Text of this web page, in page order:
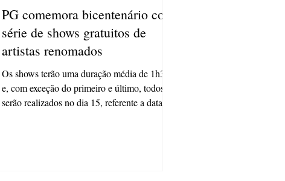
PG comemora bicentenário com
série de shows gratuitos de
artistas renomados
Os shows terão uma duração média de 1h30,
e, com exceção do primeiro e último, todos
serão realizados no dia 15, referente a data